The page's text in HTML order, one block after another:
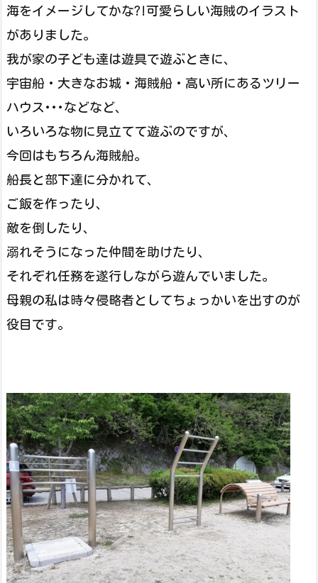
海をイメージしてかな?!可愛らしい海賊のイラスト
がありました。
我が家の子ども達は遊具で遊ぶときに、
宇宙船・大きなお城・海賊船・高い所にあるツリー
ハウス･･･などなど、
いろいろな物に見立てて遊ぶのですが、
今回はもちろん海賊船。
船長と部下達に分かれて、
ご飯を作ったり、
敵を倒したり、
溺れそうになった仲間を助けたり、
それぞれ任務を遂行しながら遊んでいました。
母親の私は時々侵略者としてちょっかいを出すのが
役目です。